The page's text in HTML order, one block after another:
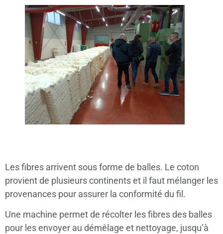
Les fibres arrivent sous forme de balles. Le coton
provient de plusieurs continents et il faut mélanger les
provenances pour assurer la conformité du fil.
Une machine permet de récolter les fibres des balles
pour les envoyer au démêlage et nettoyage, jusqu’à